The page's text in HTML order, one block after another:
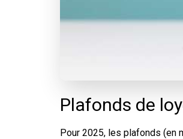
Plafonds de
Pour 2025, les plafonds (en